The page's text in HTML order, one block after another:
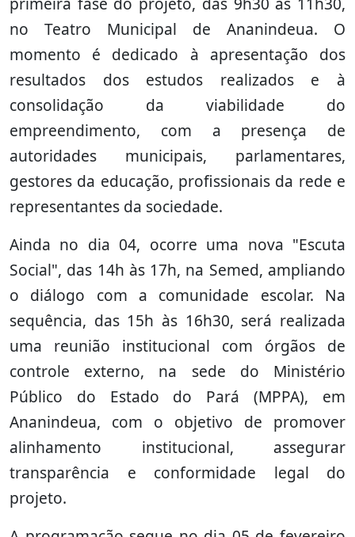
no Teatro Municipal de Ananindeua. O
momento é dedicado à apresentação dos
resultados dos estudos realizados e à
consolidação da viabilidade do
empreendimento, com a presença de
autoridades municipais, parlamentares,
gestores da educação, profissionais da rede e
representantes da sociedade.
Ainda no dia 04, ocorre uma nova "Escuta
Social", das 14h às 17h, na Semed, ampliando
o diálogo com a comunidade escolar. Na
sequência, das 15h às 16h30, será realizada
uma reunião institucional com órgãos de
controle externo, na sede do Ministério
Público do Estado do Pará (MPPA), em
Ananindeua, com o objetivo de promover
alinhamento institucional, assegurar
transparência e conformidade legal do
projeto.